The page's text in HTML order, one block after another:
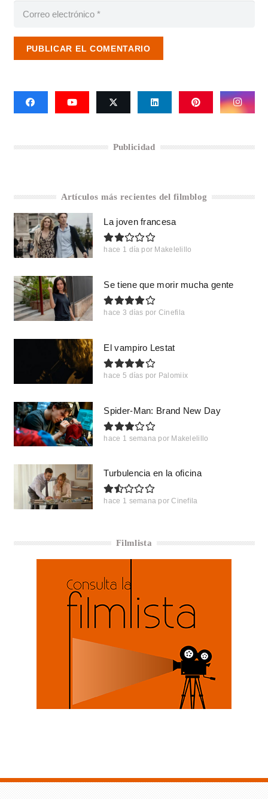
PUBLICAR EL COMENTARIO
Publicidad
Artículos más recientes del filmblog
La joven francesa
hace 1 día por Makelelillo
Se tiene que morir mucha gente
hace 3 días por Cinefila
El vampiro Lestat
hace 5 días por Palomiix
Spider-Man: Brand New Day
hace 1 semana por Makelelillo
Turbulencia en la oficina
hace 1 semana por Cinefila
Filmlista